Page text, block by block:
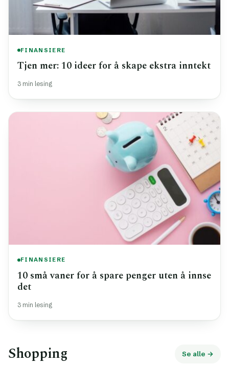
FINANSIERE
Tjen mer: 10 ideer for å skape ekstra inntekt
3 min lesing
FINANSIERE
10 små vaner for å spare penger uten å innse
det
3 min lesing
Shopping Se alle →